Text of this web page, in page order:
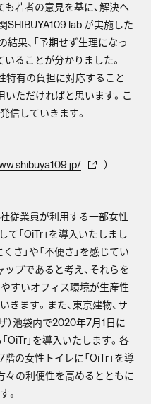
若者の意見を基に、解決へ
SHIBUYA109 lab.が実施した
結果、「予期せず生理になっ
ることが分かりました。
特有の負担に対応すること
いただければと思います。こ
信していきます。
）
従業員が利用する一部女性
て「OiTr」を導入いたしまし
さ」や「不便さ」を感じてい
プであると考え、それらを
すいオフィス環境が生産性
ます。また、東京建物、サ
）池袋内で2020年7月1日に
OiTr」を導入いたします。各
の女性トイレに「OiTr」を導
々の利便性を高めるとともに
。